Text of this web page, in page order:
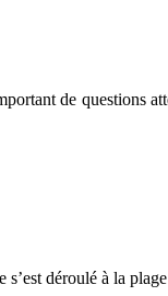
de questions
déroulé à la